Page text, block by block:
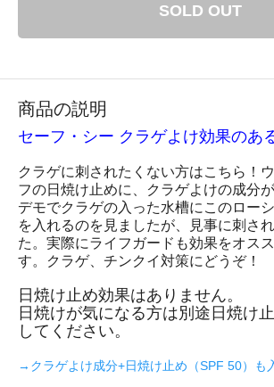
SOLD OUT
商品の説明
セーフ・シー クラゲよけ効果のあ
クラゲに刺されたくない方はこちら！
フの日焼け止めに、クラゲよけの成分
デモでクラゲの入った水槽にこのロー
を入れるのを見ましたが、見事に刺さ
た。実際にライフガードも効果をオス
す。クラゲ、チンクイ対策にどうぞ！
日焼け止め効果はありません。
日焼けが気になる方は別途日焼け
してください。
→クラゲよけ成分+日焼け止め（SPF 50）も